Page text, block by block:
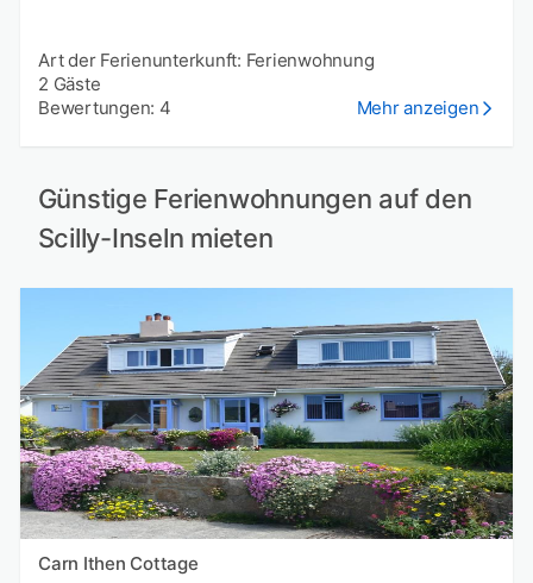
Art der Ferienunterkunft: Ferienwohnung
2 Gäste
Bewertungen: 4
Mehr anzeigen
Günstige Ferienwohnungen auf den
Scilly-Inseln mieten
Carn Ithen Cottage